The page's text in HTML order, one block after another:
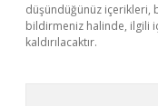
düşündüğünüz içerikleri,
bildirmeniz halinde, ilgili
kaldırılacaktır.